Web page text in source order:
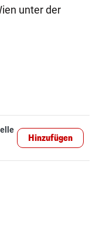
unter der
Hinzufügen